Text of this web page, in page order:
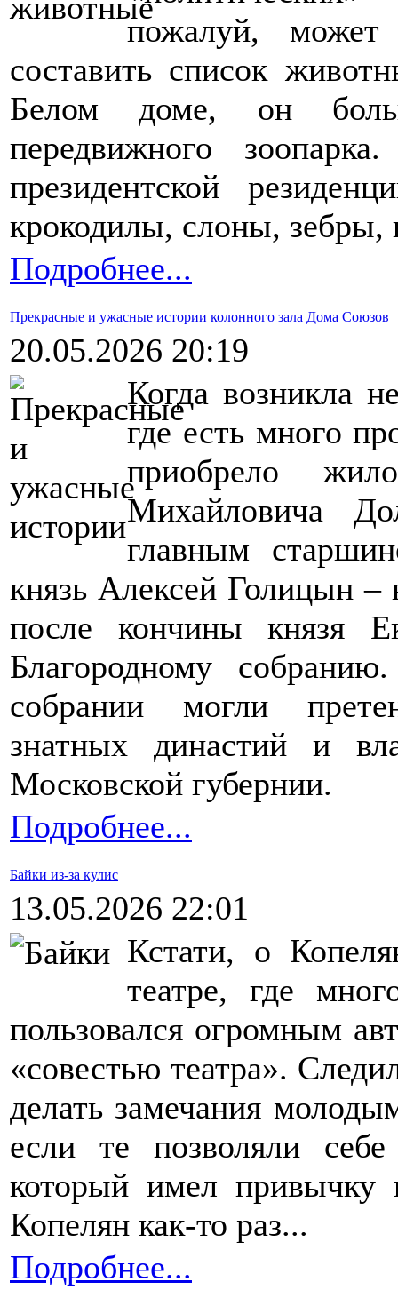
пожалуй, может
составить список
Белом доме, он
передвижного
президентской
крокодилы, слоны,
Подробнее...
Прекрасные и ужасные истории колонного зала Дома Союзов
20.05.2026 20:19
Когда возникла
где есть много
приобрело
Михайловича
главным
князь Алексей Голицын
после кончины князя
Благородному
собрании могли
знатных династий и
Московской губернии.
Подробнее...
Байки из-за кулис
13.05.2026 22:01
Кстати, о
театре, где
пользовался огромным
«совестью театра».
делать замечания
если те позволяли
который имел привычку
Копелян как-то раз...
Подробнее...